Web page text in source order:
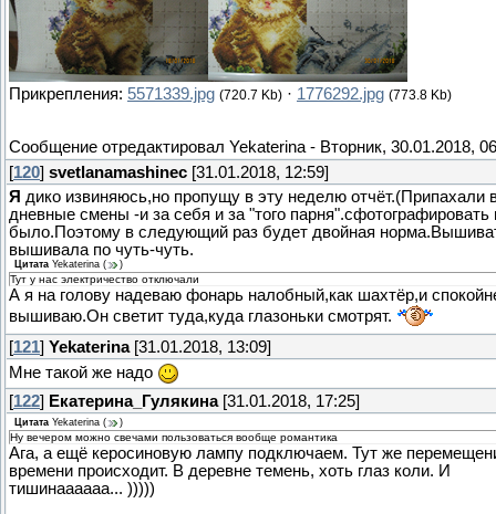
Прикрепления: 5571339.jpg (720.7 Kb) · 1776292.jpg (773.8 Kb)
Сообщение отредактировал Yekaterina - Вторник, 30.01.2018,
[120] svetlanamashinec [31.01.2018, 12:59]
Я дико извиняюсь,но пропущу в эту неделю отчёт.(Припахали
дневные смены -и за себя и за "того парня".сфотографировать
было.Поэтому в следующий раз будет двойная
вышивала по чуть-чуть.
Цитата Yekaterina ( )
Тут у нас электричество отключали
А я на голову надеваю фонарь налобный,как шахтёр,и
вышиваю.Он светит туда,куда глазоньки смотрят.
[121] Yekaterina[31.01.2018, 13:09]
Мне такой же надо
[122] Екатерина_Гулякина[31.01.2018, 17:25]
Цитата Yekaterina ( )
Ну вечером можно свечами пользоваться вообще романтика
Ага, а ещё керосиновую лампу подключаем. Тут же
времени происходит. В деревне темень, хоть глаз коли. И
тишинаааааа... )))))